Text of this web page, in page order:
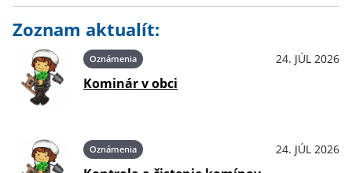
Zoznam aktualít:
Oznámenia 24. JÚL 2026
Kominár v obci
Oznámenia 24. JÚL 2026